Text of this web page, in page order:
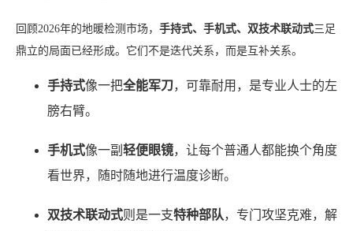
回顾2026年的地暖检测市场， 手持式、手机式、双技术联动式三足
鼎立的局面已经形成。它们不是迭代关系，而是互补关系。
手持式像一把全能军刀，可靠耐用，是专业人士的左
膀右臂。
手机式像一副 轻便眼镜，让每个普通人都能换个角度
看世界，随时随地进行温度诊断。
双技术联动式则是一支特种部队，专门攻坚克难，解